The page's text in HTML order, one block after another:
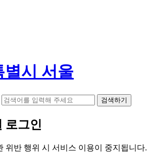
별시 서울
검색하기
로그인
위반 행위 시 서비스 이용이 중지됩니다.